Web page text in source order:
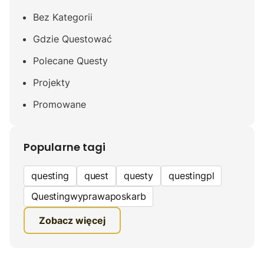
Bez Kategorii
Gdzie Questować
Polecane Questy
Projekty
Promowane
Popularne tagi
questing quest questy
questingpl
Questingwyprawaposkarb
edukacyjna gra terenowa
fundacja questingu
Zobacz więcej